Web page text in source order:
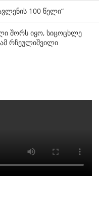
100 წელი“
შორს იყო, სიცოცხლე
რჩეულიშვილი